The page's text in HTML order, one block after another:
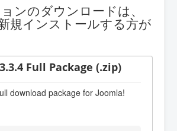
ンのダウンロードは、
規インストールする方が
Full Package (.zip)
download package for Joomla!